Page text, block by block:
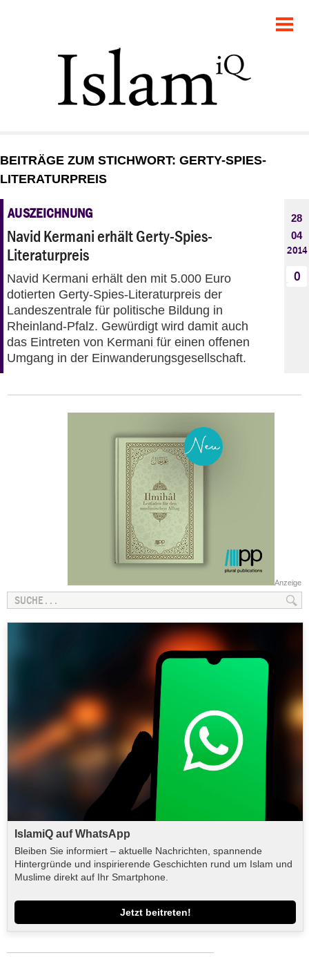
GESELLSCHAFT
STARTSEITE
DEBATTE
PANORAMA
BEITRÄGE ZUM STICHWORT: GERTY-SPIES-
LITERATURPREIS
AUSZEICHNUNG
Navid Kermani erhält Gerty-Spies-
Literaturpreis
Navid Kermani erhält den mit 5.000 Euro
dotierten Gerty-Spies-Literaturpreis der
Landeszentrale für politische Bildung in
Rheinland-Pfalz. Gewürdigt wird damit auch
das Eintreten von Kermani für einen offenen
Umgang in der Einwanderungsgesellschaft.
28
04
2014
0
Anzeige
IslamiQ auf WhatsApp
Bleiben Sie informiert – aktuelle Nachrichten, spannende
Hintergründe und inspirierende Geschichten rund um Islam und
Muslime direkt auf Ihr Smartphone.
Jetzt beitreten!